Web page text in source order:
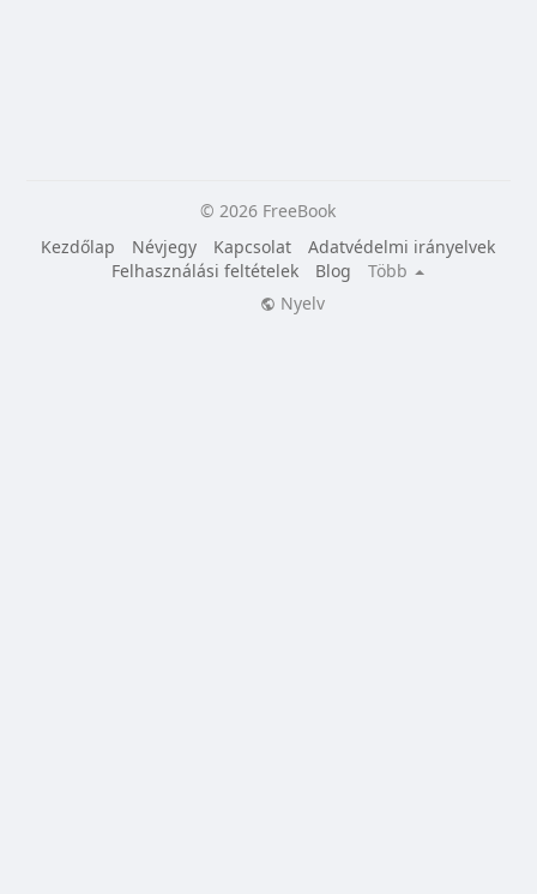
© 2026 FreeBook
Kezdőlap
Névjegy Kapcsolat
Adatvédelmi irányelvek
Felhasználási feltételek
Blog
Több
Nyelv